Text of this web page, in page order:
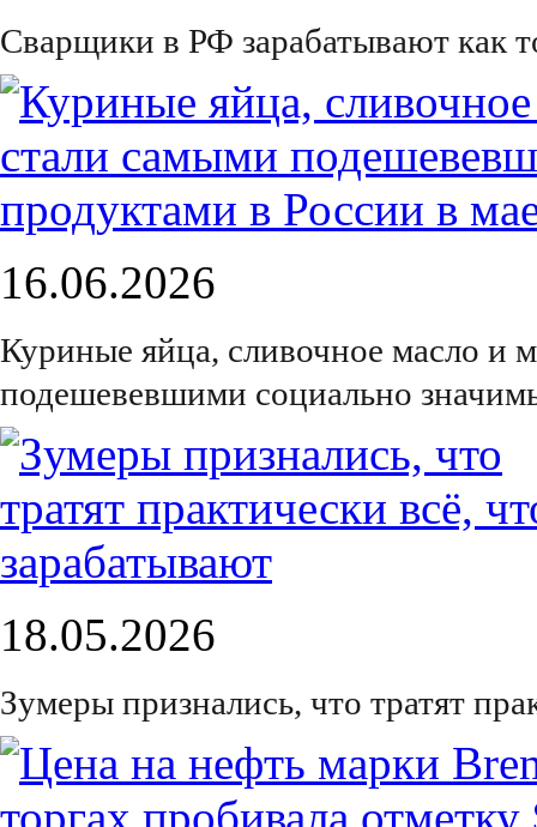
Сварщики в РФ зарабатывают как
16.06.2026
Куриные яйца, сливочное масло и
подешевевшими социально
18.05.2026
Зумеры признались, что тратят